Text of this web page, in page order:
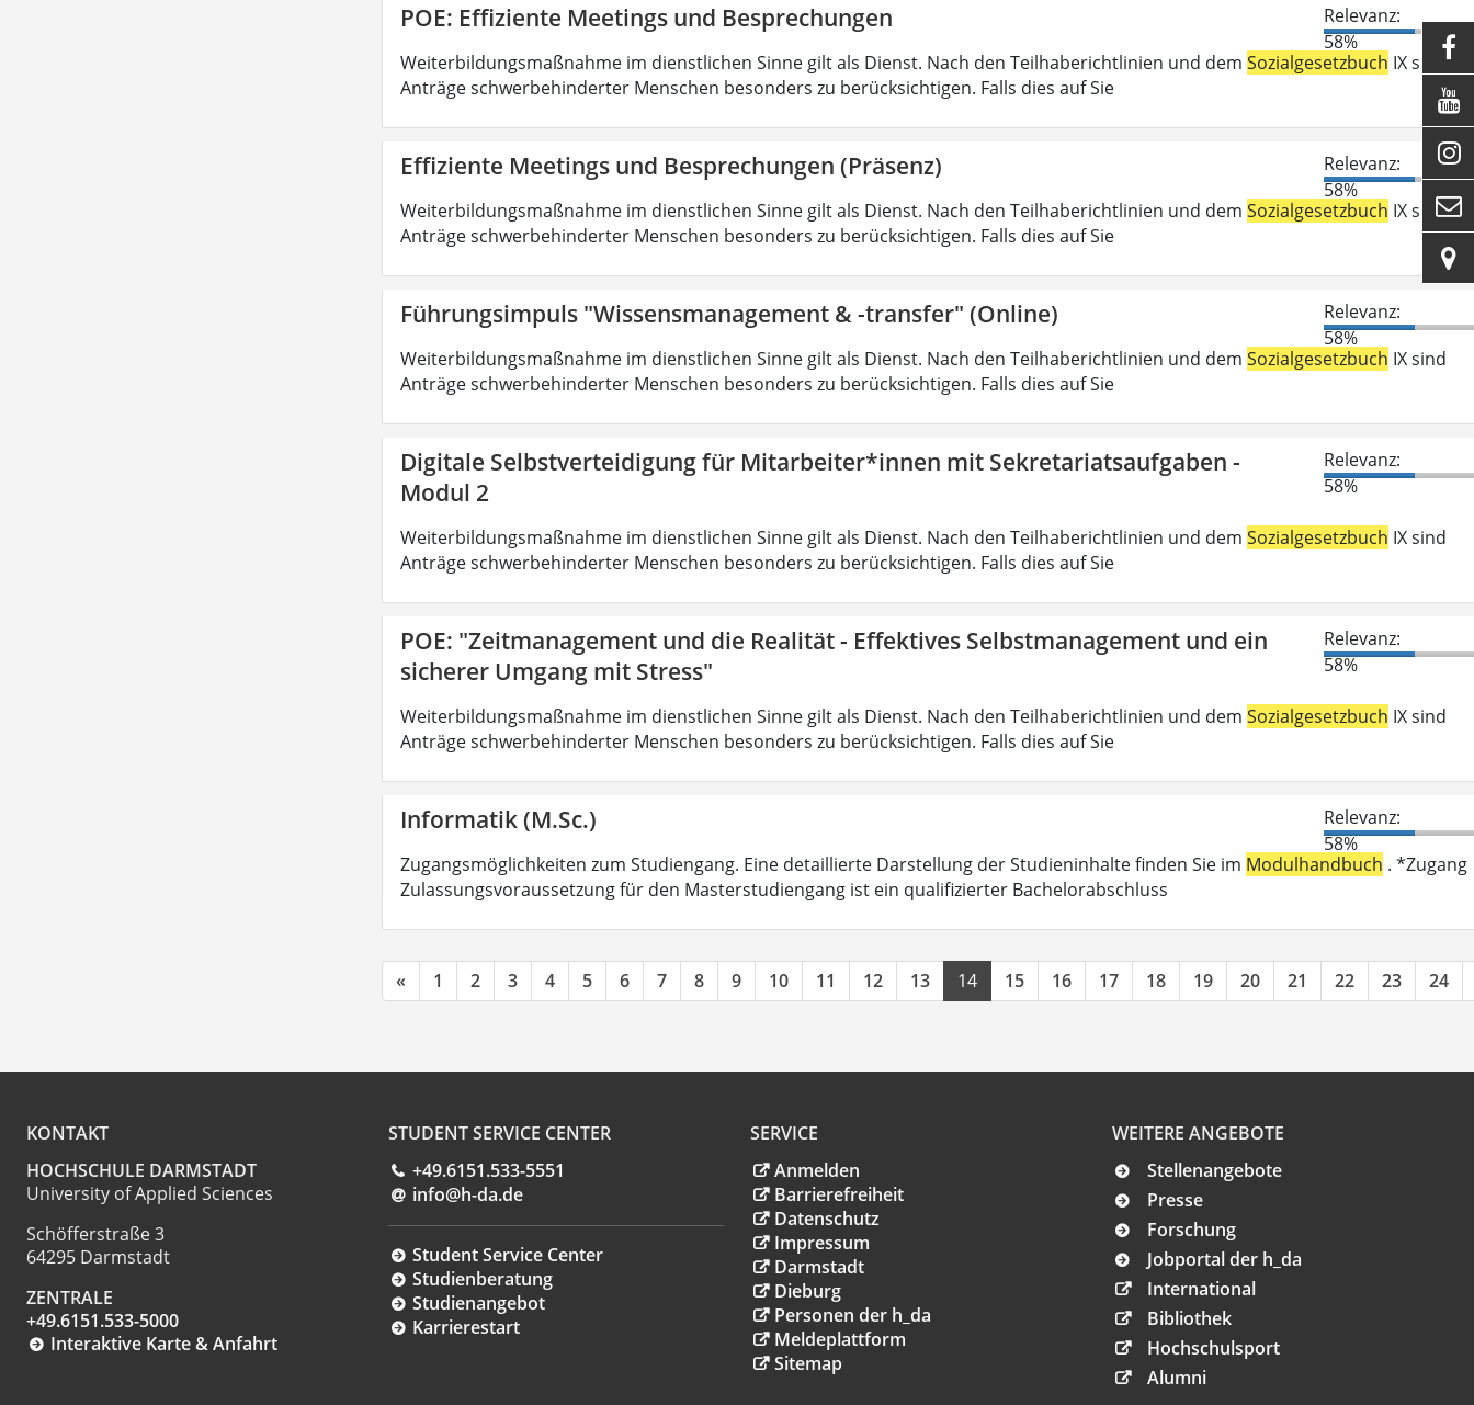
POE: Effiziente Meetings und Besprechungen
Relevanz:
58%
Weiterbildungsmaßnahme im dienstlichen Sinne gilt als Dienst. Nach den Teilhaberichtlinien und dem Sozialgesetzbuch IX sind
Anträge schwerbehinderter Menschen besonders zu berücksichtigen. Falls dies auf Sie
Effiziente Meetings und Besprechungen (Präsenz)
Relevanz:
58%
Weiterbildungsmaßnahme im dienstlichen Sinne gilt als Dienst. Nach den Teilhaberichtlinien und dem Sozialgesetzbuch IX sind
Anträge schwerbehinderter Menschen besonders zu berücksichtigen. Falls dies auf Sie
Führungsimpuls "Wissensmanagement & -transfer" (Online)
Relevanz:
58%
Weiterbildungsmaßnahme im dienstlichen Sinne gilt als Dienst. Nach den Teilhaberichtlinien und dem Sozialgesetzbuch IX sind
Anträge schwerbehinderter Menschen besonders zu berücksichtigen. Falls dies auf Sie
Digitale Selbstverteidigung für Mitarbeiter*innen mit Sekretariatsaufgaben -
Modul 2
Relevanz:
58%
Weiterbildungsmaßnahme im dienstlichen Sinne gilt als Dienst. Nach den Teilhaberichtlinien und dem Sozialgesetzbuch IX sind
Anträge schwerbehinderter Menschen besonders zu berücksichtigen. Falls dies auf Sie
POE: "Zeitmanagement und die Realität - Effektives Selbstmanagement und ein
sicherer Umgang mit Stress"
Relevanz:
58%
Weiterbildungsmaßnahme im dienstlichen Sinne gilt als Dienst. Nach den Teilhaberichtlinien und dem Sozialgesetzbuch IX sind
Anträge schwerbehinderter Menschen besonders zu berücksichtigen. Falls dies auf Sie
Informatik (M.Sc.)
Relevanz:
58%
Zugangsmöglichkeiten zum Studiengang. Eine detaillierte Darstellung der Studieninhalte finden Sie im Modulhandbuch . *Zugang
Zulassungsvoraussetzung für den Masterstudiengang ist ein qualifizierter Bachelorabschluss
« 1 2 3 4 5 6 7 8 9 10 11 12 13 14 15 16 17 18 19 20 21 22 23 24
KONTAKT
HOCHSCHULE DARMSTADT
University of Applied Sciences
Schöfferstraße 3
64295 Darmstadt
ZENTRALE
+49.6151.533-5000
Interaktive Karte & Anfahrt
STUDENT SERVICE CENTER
+49.6151.533-5551
info@h-da.de
Student Service Center
Studienberatung
Studienangebot
Karrierestart
SERVICE
Anmelden
Barrierefreiheit
Datenschutz
Impressum
Darmstadt
Dieburg
Personen der h_da
Meldeplattform
Sitemap
WEITERE ANGEBOTE
Stellenangebote
Presse
Forschung
Jobportal der h_da
International
Bibliothek
Hochschulsport
Alumni




